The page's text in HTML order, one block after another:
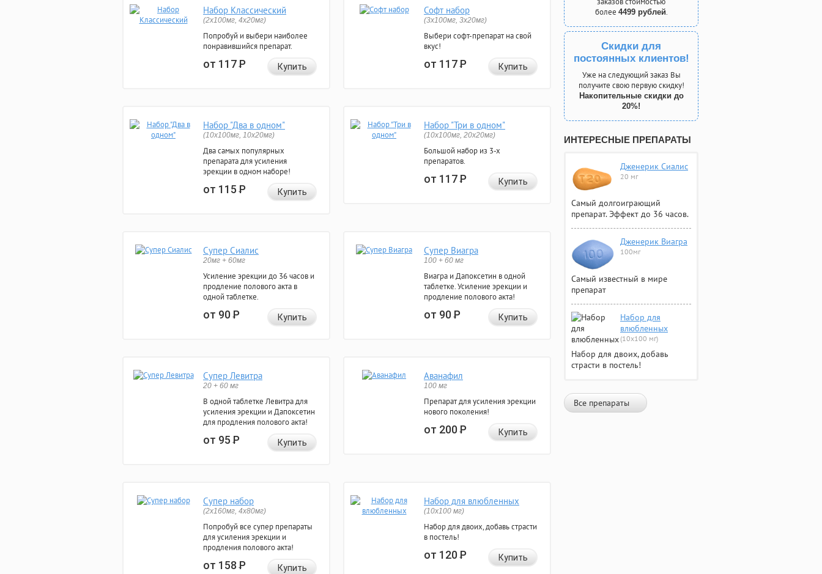
Набор Классический
(2x100мг, 4x20мг)
Попробуй и выбери наиболее
понравившийся препарат.
от 117Р Купить
Софт набор
(3x100мг, 3x20мг)
Выбери софт-препарат на свой
вкус!
от 117Р Купить
Набор "Два в одном"
(10x100мг, 10x20мг)
Два самых популярных
препарата для усиления
эрекции в одном наборе!
от 115Р Купить
Набор "Три в одном"
(10x100мг, 20x20мг)
Большой набор из 3-х
препаратов.
от 117Р Купить
Супер Сиалис
20мг + 60мг
Усиление эрекции до 36 часов и
продление полового акта в
одной таблетке.
от 90Р Купить
Супер Виагра
100 + 60 мг
Виагра и Дапоксетин в одной
таблетке. Усиление эрекции и
продление полового акта!
от 90Р Купить
Супер Левитра
20 + 60 мг
В одной таблетке Левитра для
усиления эрекции и Дапоксетин
для продления полового акта!
от 95Р Купить
Аванафил
100 мг
Препарат для усиления эрекции
нового поколения!
от 200Р Купить
Супер набор
(2х160мг, 4х80мг)
Попробуй все супер препараты
для усиления эрекции и
продления полового акта!
от 158Р Купить
Набор для влюбленных
(10х100 мг)
Набор для двоих, добавь страсти
в постель!
от 120Р Купить
более 4499 рублей.
Скидки для
постоянных клиентов!
Уже на следующий заказ Вы
получите свою первую скидку!
Накопительные скидки до
20%!
ИНТЕРЕСНЫЕ ПРЕПАРАТЫ
Дженерик Сиалис
20 мг
Самый долгоиграющий
препарат. Эффект до 36 часов.
Дженерик Виагра
100мг
Самый известный в мире
препарат
Набор для
влюбленных
(10х100 мг)
Набор для двоих, добавь
страсти в постель!
Все препараты